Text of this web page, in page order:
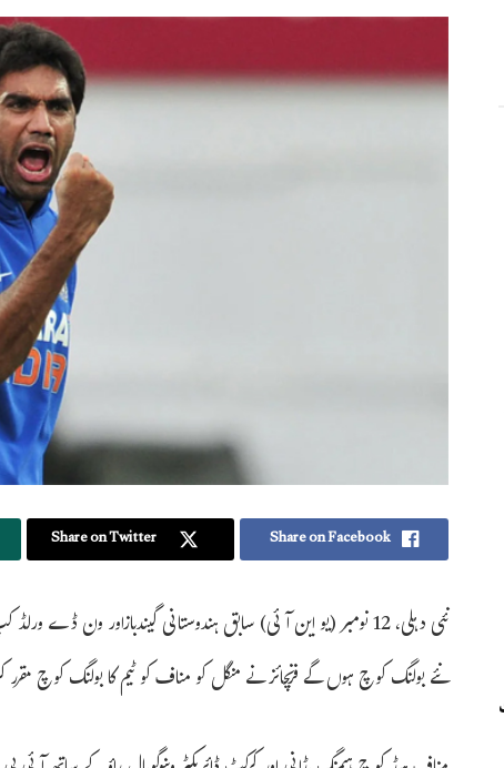
Share on Facebook
Share on Twitter
نئی دہلی، 12 نومبر (یو این آئی) سابق ہندوستانی گیندبازاور
نئے بولنگ کوچ ہوں گے فرنچائز نے منگل کو مناف کو ٹیم کا بولنگ کوچ مقرر